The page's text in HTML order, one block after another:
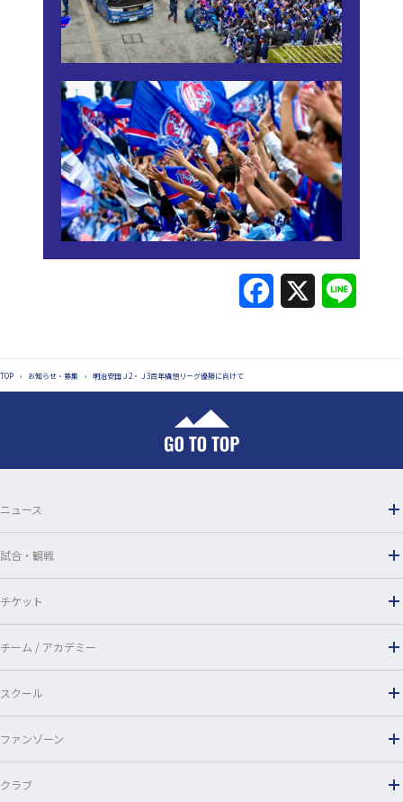
e
k
e
TOP › お知らせ・募集 › 明治安田Ｊ2・Ｊ3百年構想リーグ優勝に向けて
ニュース
試合・観戦
チケット
チーム / アカデミー
スクール
ファンゾーン
クラブ